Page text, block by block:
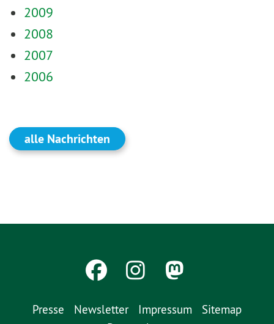
2009
2008
2007
2006
alle Nachrichten
Presse Newsletter Impressum
Sitemap